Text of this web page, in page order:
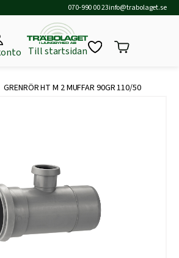
070-990 00 23info@trabolaget.se
Till startsidan
GRENRÖR HT M 2 MUFFAR 90GR 110/50